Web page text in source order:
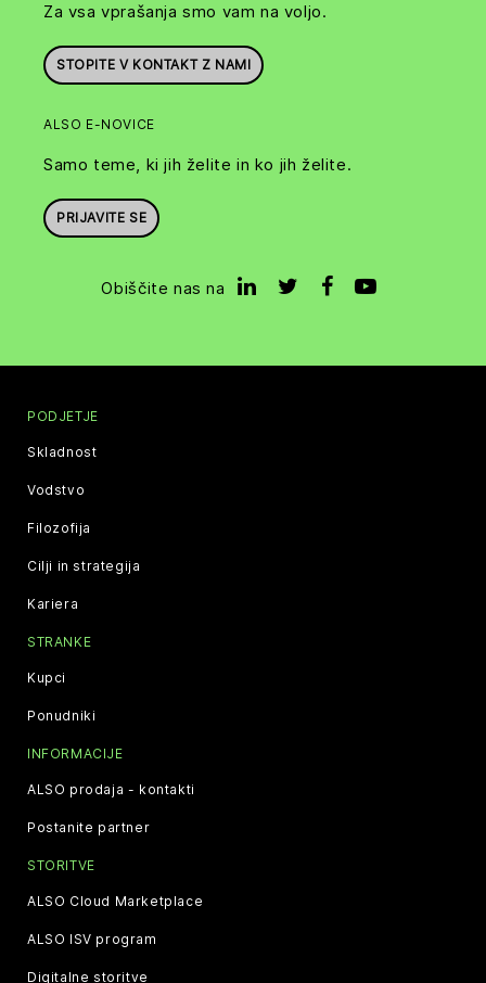
Za vsa vprašanja smo vam na voljo.
STOPITE V KONTAKT Z NAMI
ALSO E-NOVICE
Samo teme, ki jih želite in ko jih želite.
PRIJAVITE SE
Obiščite nas na
PODJETJE
Skladnost
Vodstvo
Filozofija
Cilji in strategija
Kariera
STRANKE
Kupci
Ponudniki
INFORMACIJE
ALSO prodaja - kontakti
Postanite partner
STORITVE
ALSO Cloud Marketplace
ALSO ISV program
Digitalne storitve